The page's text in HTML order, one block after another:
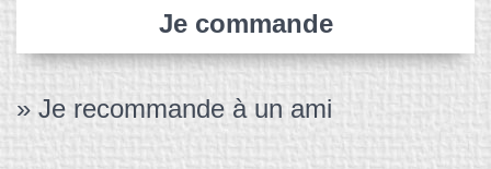
Je commande
» Je recommande à un ami